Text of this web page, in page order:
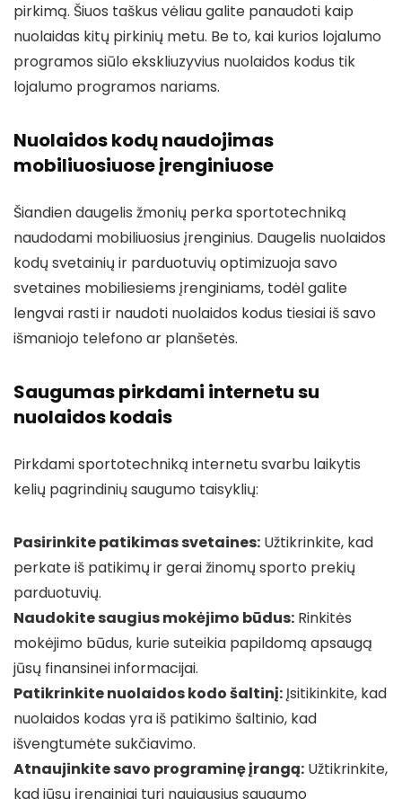
pirkimą. Šiuos taškus vėliau galite panaudoti kaip
nuolaidas kitų pirkinių metu. Be to, kai kurios lojalumo
programos siūlo ekskliuzyvius nuolaidos kodus tik
lojalumo programos nariams.
Nuolaidos kodų naudojimas
mobiliuosiuose įrenginiuose
Šiandien daugelis žmonių perka sportotechniką
naudodami mobiliuosius įrenginius. Daugelis nuolaidos
kodų svetainių ir parduotuvių optimizuoja savo
svetaines mobiliesiems įrenginiams, todėl galite
lengvai rasti ir naudoti nuolaidos kodus tiesiai iš savo
išmaniojo telefono ar planšetės.
Saugumas pirkdami internetu su
nuolaidos kodais
Pirkdami sportotechniką internetu svarbu laikytis
kelių pagrindinių saugumo taisyklių:
Pasirinkite patikimas svetaines: Užtikrinkite, kad
perkate iš patikimų ir gerai žinomų sporto prekių
parduotuvių.
Naudokite saugius mokėjimo būdus: Rinkitės
mokėjimo būdus, kurie suteikia papildomą apsaugą
jūsų finansinei informacijai.
Patikrinkite nuolaidos kodo šaltinį:Įsitikinkite, kad
nuolaidos kodas yra iš patikimo šaltinio, kad
išvengtumėte sukčiavimo.
Atnaujinkite savo programinę įrangą: Užtikrinkite,
kad jūsų įrenginiai turi naujausius saugumo